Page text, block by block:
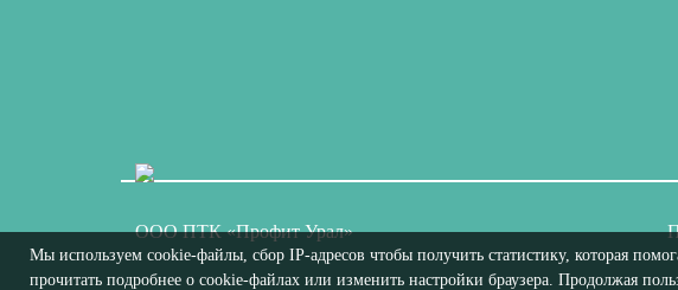
Мы используем cookie-файлы, сбор IP-адресов чтобы получить статистику, которая
прочитать подробнее о cookie-файлах или изменить настройки браузера. Продолжая
ООО ПТК «Профит Урал»